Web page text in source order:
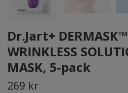
Dr.Jart+
WRINKLESS
MASK, 5-pack
269 kr